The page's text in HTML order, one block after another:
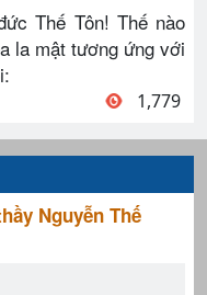
Thế Tôn! Thế nào
la mật tương ứng với
1,779
Nguyễn Thế